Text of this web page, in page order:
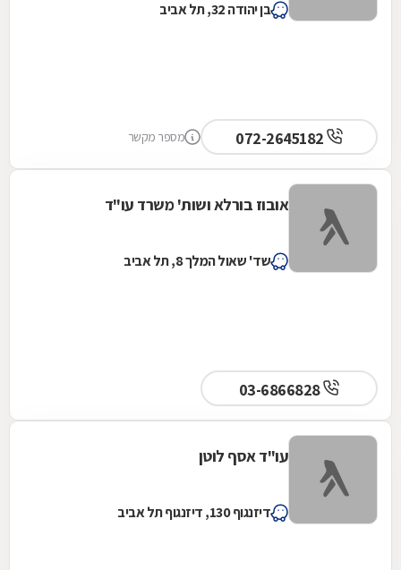
בן יהודה 32, תל אביב
מספר מקשר
אובוז בורלא ושות' משרד עו"ד
שד' שאול המלך 8, תל אביב
03-6866828
עו"ד אסף לוטן
דיזנגוף 130, דיזנגוף תל אביב